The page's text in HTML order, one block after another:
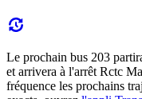
Le prochain bus 203
et arrivera à l'arrêt Rctc
fréquence les prochains